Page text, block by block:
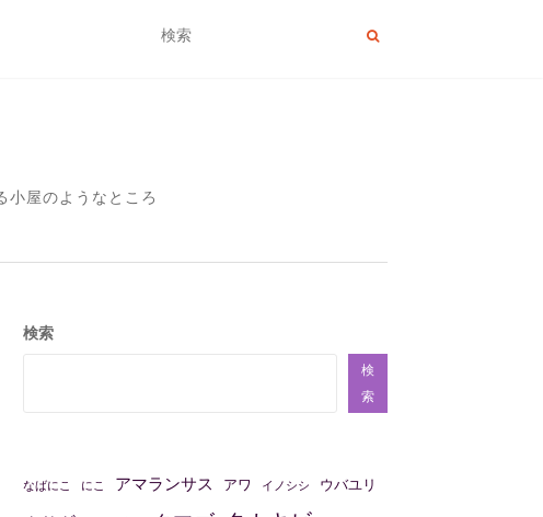
小屋のようなところ
検索
検
索
なばにこ にこ アマランサス アワ イノシシ ウバユリ